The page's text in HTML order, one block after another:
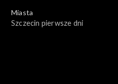
Miasta
Szczecin pierwsze dni